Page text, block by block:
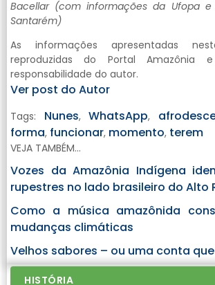
Bacellar (com informações da Ufopa
Santarém)
As informações apresentadas
reproduzidas do Portal
responsabilidade do autor.
Ver post do Autor
Tags: Nunes, WhatsApp,
forma, funcionar, momento, terem
VEJA TAMBÉM...
Vozes da Amazônia Indígena
rupestres no lado brasileiro do Alto
Como a música amazônida
mudanças climáticas
Velhos sabores – ou uma conta
HISTÓRIA